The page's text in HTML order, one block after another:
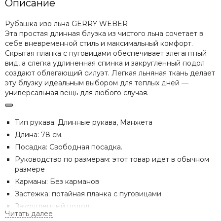
Описание
Рубашка изо льна GERRY WEBER
Эта простая длинная блузка из чистого льна сочетает в
себе вневременной стиль и максимальный комфорт.
Скрытая планка с пуговицами обеспечивает элегантный
вид, а слегка удлиненная спинка и закругленный подол
создают облегающий силуэт. Легкая льняная ткань делает
эту блузку идеальным выбором для теплых дней —
универсальная вещь для любого случая.
Тип рукава: Длинные рукава, Манжета
Длина: 78 см.
Посадка: Свободная посадка.
Руководство по размерам: этот товар идет в обычном
размере
Карманы: Без карманов
Застежка: потайная планка с пуговицами
Закругленный подол
Боковые разрезы по подолу